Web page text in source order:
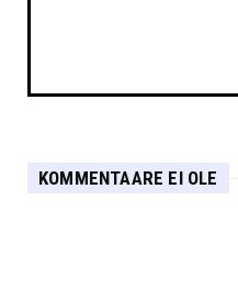
KOMMENTAARE EI OLE